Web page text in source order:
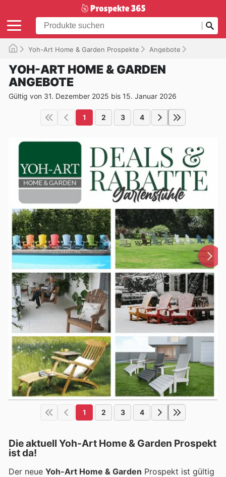
Yoh-Art Home & Garden Prospekte Angebote
YOH-ART HOME & GARDEN
ANGEBOTE
Gültig von 31. Dezember 2025 bis 15. Januar 2026
1 2 3 4
1 2 3 4
Die aktuell Yoh-Art Home & Garden Prospekt
ist da!
Der neue Yoh-Art Home & Garden Prospekt ist gültig